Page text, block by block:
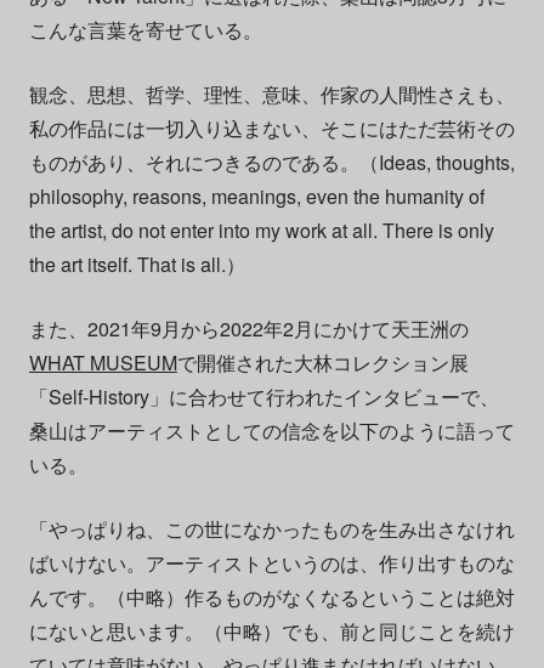
こんな言葉を寄せている。
観念、思想、哲学、理性、意味、作家の人間性さえも、
私の作品には一切入り込まない、そこにはただ芸術その
ものがあり、それにつきるのである。（Ideas, thoughts,
philosophy, reasons, meanings, even the humanity of
the artist, do not enter into my work at all. There is only
the art itself. That is all.）
また、2021年9月から2022年2月にかけて天王洲の
WHAT MUSEUMで開催された大林コレクション展
「Self-History」に合わせて行われたインタビューで、
桑山はアーティストとしての信念を以下のように語って
いる。
「やっぱりね、この世になかったものを生み出さなけれ
ばいけない。アーティストというのは、作り出すものな
んです。（中略）作るものがなくなるということは絶対
にないと思います。（中略）でも、前と同じことを続け